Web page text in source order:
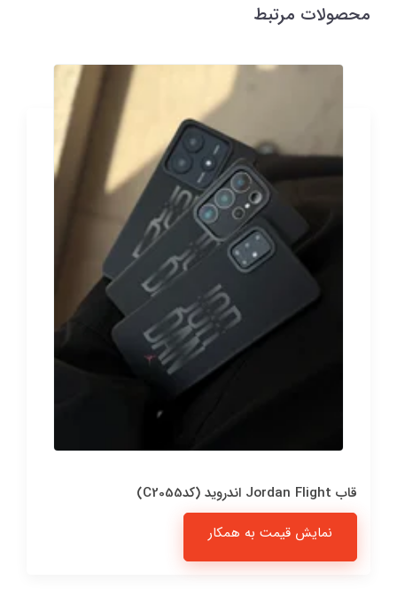
محصولات مرتبط
قاب Jordan Flight اندروید (کدC2055)
نمایش قیمت به همکار